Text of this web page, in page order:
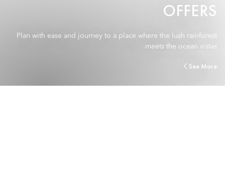
OFFERS
Plan with ease and journey to a place where the lush rainforest
meets the ocean vistas.
See More